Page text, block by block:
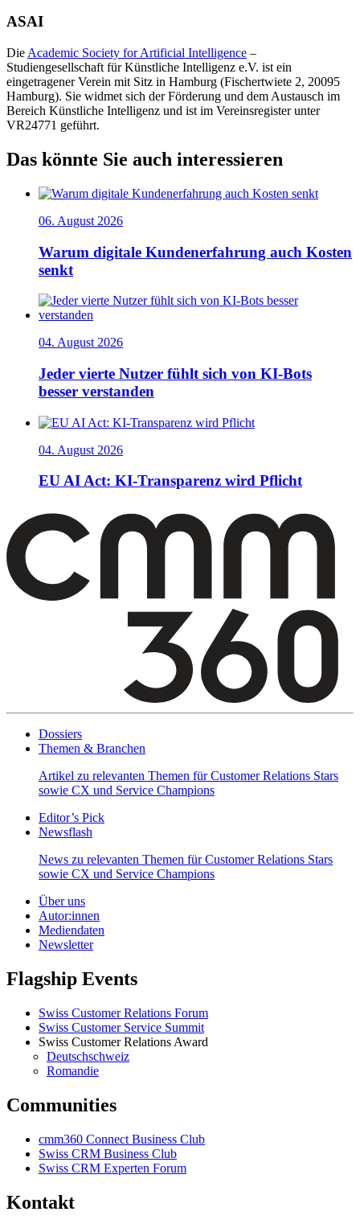
ASAI
Die Academic Society for Artificial Intelligence –
Studiengesellschaft für Künstliche Intelligenz e.V. ist ein
eingetragener Verein mit Sitz in Hamburg (Fischertwiete 2, 20095
Hamburg). Sie widmet sich der Förderung und dem Austausch im
Bereich Künstliche Intelligenz und ist im Vereinsregister unter
VR24771 geführt.
Das könnte Sie auch interessieren
06. August 2026
Warum digitale Kundenerfahrung auch Kosten
senkt
04. August 2026
Jeder vierte Nutzer fühlt sich von KI-Bots
besser verstanden
04. August 2026
EU AI Act: KI-Transparenz wird Pflicht
Dossiers
Themen & Branchen
Artikel zu relevanten Themen für Customer Relations Stars
sowie CX und Service Champions
Editor’s Pick
Newsflash
News zu relevanten Themen für Customer Relations Stars
sowie CX und Service Champions
Über uns
Autor:innen
Mediendaten
Newsletter
Flagship Events
Swiss Customer Relations Forum
Swiss Customer Service Summit
Swiss Customer Relations Award
Deutschschweiz
Romandie
Communities
cmm360 Connect Business Club
Swiss CRM Business Club
Swiss CRM Experten Forum
Kontakt